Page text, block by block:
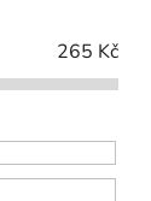
265 Kč